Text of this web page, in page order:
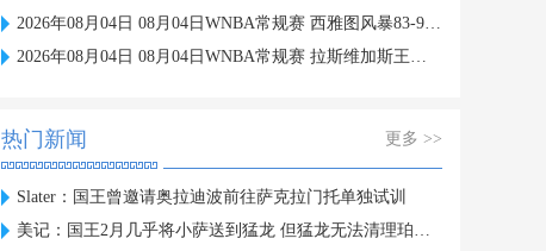
2026年08月04日 08月04日WNBA常规赛 西雅图风暴83-95纽约自由人 全场集锦
2026年08月04日 08月04日WNBA常规赛 拉斯维加斯王牌109-87亚特兰大梦想 全场集锦
热门新闻 更多 >>
Slater：国王曾邀请奥拉迪波前往萨克拉门托单独试训
美记：国王2月几乎将小萨送到猛龙 但猛龙无法清理珀尔特尔而告吹